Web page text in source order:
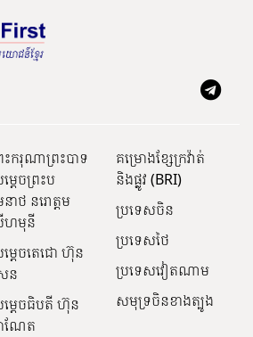
ះករុណាព្រះបាទ
តេចព្រះប
នាថ នរោត្តម
មុនី
តេចតេជោ ហ៊ុន
ន
ដេចធិបតី ហ៊ុន
ណែត
គម្រោងខ្សែក្រវ៉ាត់
និងផ្លូវ (BRI)
ប្រទេសចិន
ប្រទេសថៃ
ប្រទេសវៀតណាម
សមុទ្រចិនខាងត្បូង